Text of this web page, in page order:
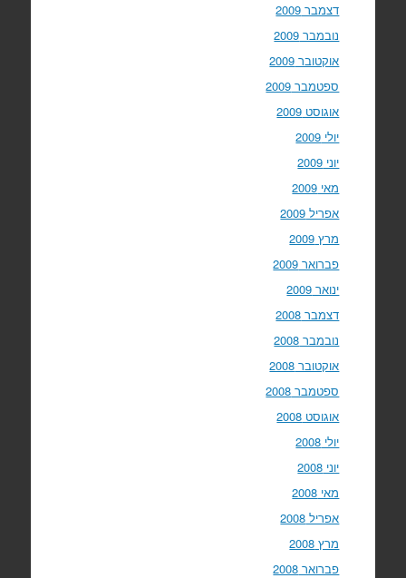
דצמבר 2009
נובמבר 2009
אוקטובר 2009
ספטמבר 2009
אוגוסט 2009
יולי 2009
יוני 2009
מאי 2009
אפריל 2009
מרץ 2009
פברואר 2009
ינואר 2009
דצמבר 2008
נובמבר 2008
אוקטובר 2008
ספטמבר 2008
אוגוסט 2008
יולי 2008
יוני 2008
מאי 2008
אפריל 2008
מרץ 2008
פברואר 2008